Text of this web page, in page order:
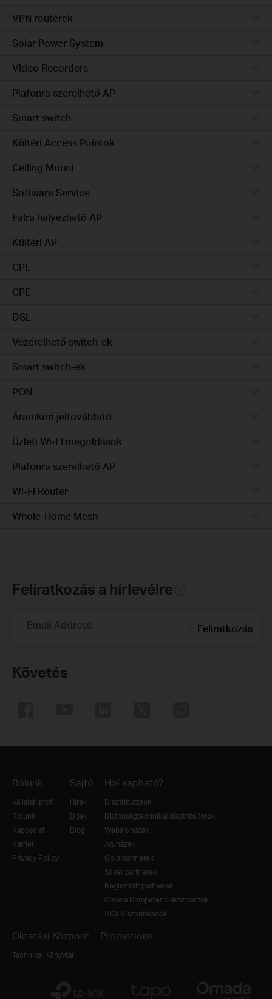
VPN routerek
Solar Power System
Video Recorders
Plafonra szerelhető AP
Smart switch
Kültéri Access Pointok
Ceiling Mount
Software Service
Falra helyezhető AP
Kültéri AP
CPE
CPE
DSL
Vezérelhető switch-ek
Smart switch-ek
PON
Áramköri jeltovábbító
Üzleti Wi-FI megoldások
Plafonra szerelhető AP
Wi-Fi Router
Whole-Home Mesh
Feliratkozás a hírlevélre
Email Address Feliratkozás
Követés
Rólunk
Vállalati profil
Rólunk
Kapcsolat
Karrier
Privacy Policy
Sajtó
Hírek
Díjak
Blog
Hol kapható?
Disztribútorok
Biztonságtechnikai disztribútorok
Webáruházak
Áruházak
Gold partnerek
Silver partnerek
Regisztrált partnerek
Omada Kompetenciaközpontok
VIGI Viszonteladók
Oktatási Központ
Technikai Könyvtár
Promotions